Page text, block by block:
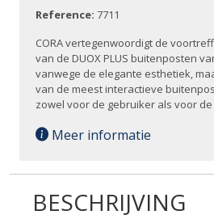
Reference: 7711
CORA vertegenwoordigt de
van de DUOX PLUS buitenposten
vanwege de elegante esthetiek,
van de meest interactieve
zowel voor de gebruiker als voor de
Meer informatie
BESCHRIJVING